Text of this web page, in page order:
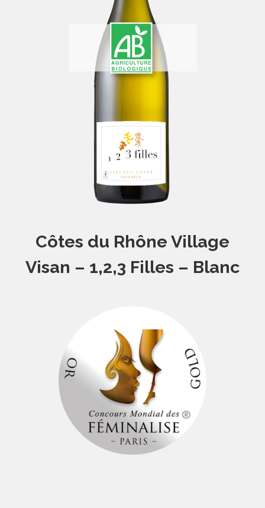
Côtes du Rhône Village
Visan – 1,2,3 Filles – Blanc